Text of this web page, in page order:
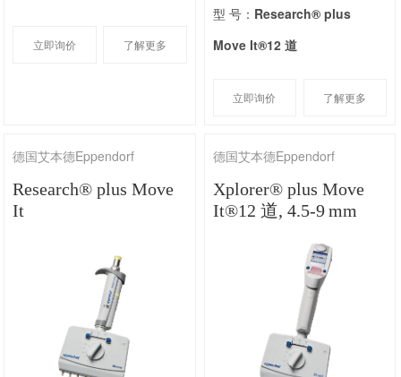
立即询价 了解更多
型 号： Research® plus
Move It®12 道
立即询价 了解更多
德国艾本德Eppendorf
Research® plus Move
It
德国艾本德Eppendorf
Xplorer® plus Move
It®12 道, 4.5-9 mm